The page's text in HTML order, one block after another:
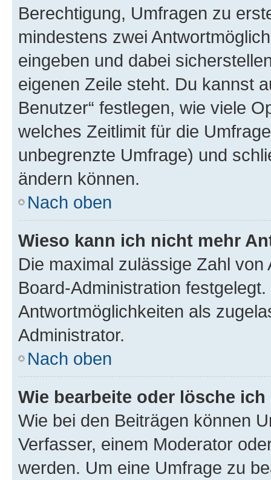
Berechtigung, Umfragen zu
mindestens zwei
eingeben und dabei
eigenen Zeile steht. Du kannst
Benutzer“ festlegen, wie viele
welches Zeitlimit für die
unbegrenzte Umfrage) und
ändern können.
Nach oben
Wieso kann ich nicht mehr
Die maximal zulässige Zahl
Board-Administration
Antwortmöglichkeiten als
Administrator.
Nach oben
Wie bearbeite oder lösche
Wie bei den Beiträgen können
Verfasser, einem Moderator
werden. Um eine Umfrage zu